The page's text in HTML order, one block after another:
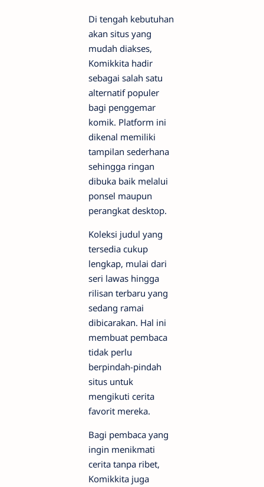
Di tengah kebutuhan
akan situs yang
mudah diakses,
Komikkita hadir
sebagai salah satu
alternatif populer
bagi penggemar
komik. Platform ini
dikenal memiliki
tampilan sederhana
sehingga ringan
dibuka baik melalui
ponsel maupun
perangkat desktop.
Koleksi judul yang
tersedia cukup
lengkap, mulai dari
seri lawas hingga
rilisan terbaru yang
sedang ramai
dibicarakan. Hal ini
membuat pembaca
tidak perlu
berpindah-pindah
situs untuk
mengikuti cerita
favorit mereka.
Bagi pembaca yang
ingin menikmati
cerita tanpa ribet,
Komikkita juga